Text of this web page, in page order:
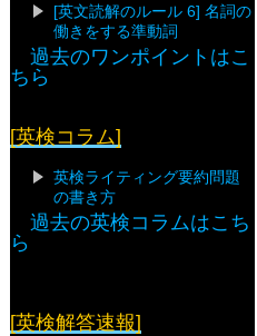
[英文読解のルール 6] 名詞の
働きをする準動詞
過去のワンポイントはこ
ちら
[英検コラム]
英検ライティング要約問題
の書き方
過去の英検コラムはこち
ら
[英検解答速報]